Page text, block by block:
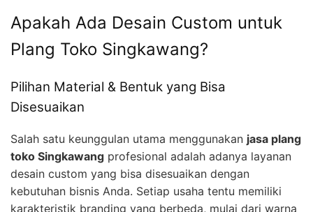
Apakah Ada Desain Custom untuk
Plang Toko Singkawang?
Pilihan Material & Bentuk yang Bisa
Disesuaikan
Salah satu keunggulan utama menggunakan jasa plang
toko Singkawang profesional adalah adanya layanan
desain custom yang bisa disesuaikan dengan
kebutuhan bisnis Anda. Setiap usaha tentu memiliki
karakteristik branding yang berbeda, mulai dari warna